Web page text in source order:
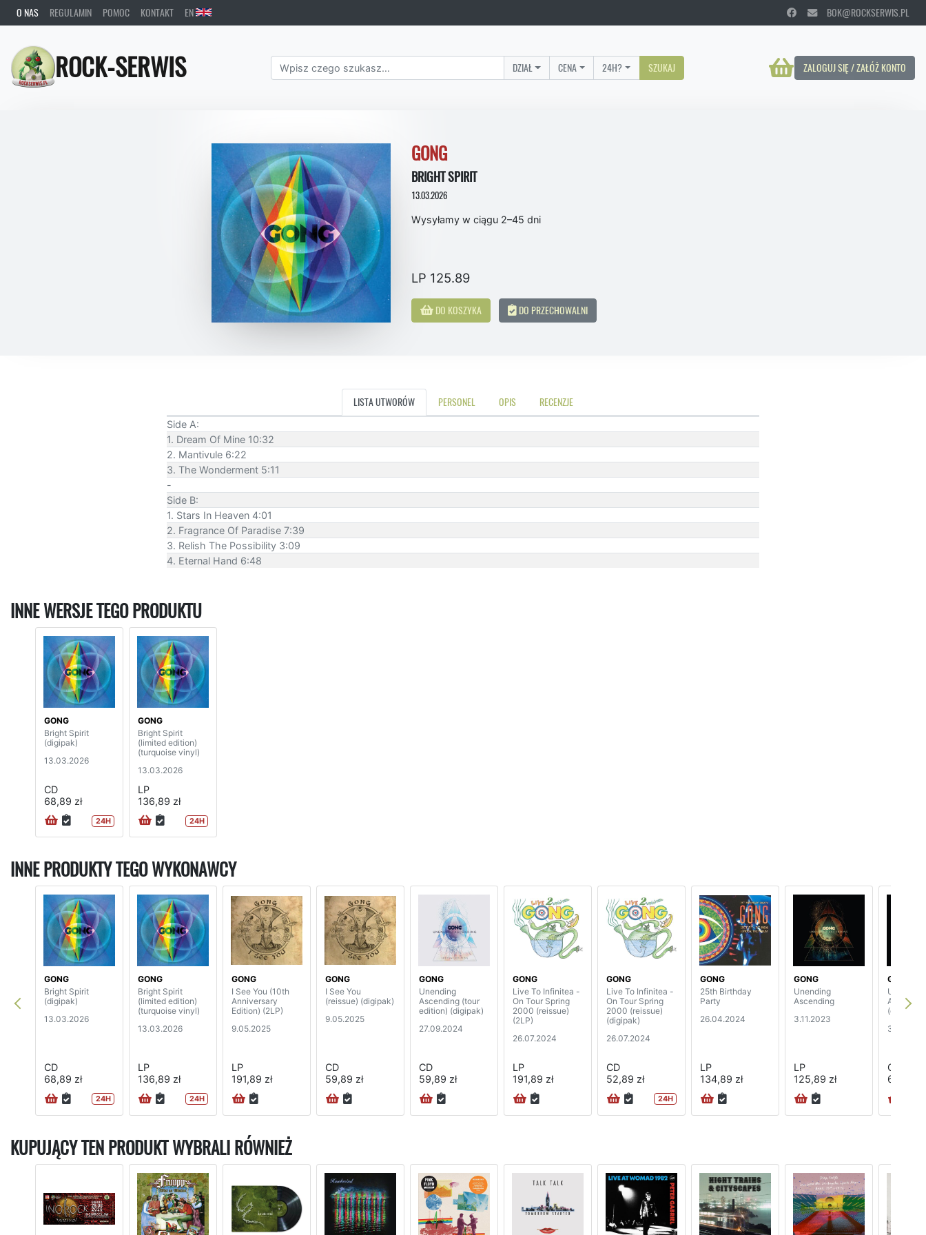
O NAS REGULAMIN POMOC KONTAKT EN BOK@ROCKSERWIS.PL
ROCK-SERWIS ZALOGUJ SIĘ / ZAŁÓŻ KONTO
DZIAŁ CENA 24H? SZUKAJ
GONG
BRIGHT SPIRIT
13.03.2026
Wysyłamy w ciągu 2–45 dni
LP 125.89
DO KOSZYKA DO PRZECHOWALNI
LISTA UTWORÓW PERSONEL OPIS RECENZJE
Side A:
1. Dream Of Mine 10:32
2. Mantivule 6:22
3. The Wonderment 5:11
-
Side B:
1. Stars In Heaven 4:01
2. Fragrance Of Paradise 7:39
3. Relish The Possibility 3:09
4. Eternal Hand 6:48
INNE WERSJE TEGO PRODUKTU
GONG
Bright Spirit
(digipak)
13.03.2026
CD
68,89 zł
24H
GONG
Bright Spirit
(limited edition)
(turquoise vinyl)
13.03.2026
LP
136,89 zł
24H
INNE PRODUKTY TEGO WYKONAWCY
GONG
Bright Spirit
(digipak)
13.03.2026
CD
68,89 zł
24H
GONG
Bright Spirit
(limited edition)
(turquoise vinyl)
13.03.2026
LP
136,89 zł
24H
GONG
I See You (10th
Anniversary
Edition) (2LP)
9.05.2025
LP
191,89 zł
GONG
I See You
(reissue) (digipak)
9.05.2025
CD
59,89 zł
GONG
Unending
Ascending (tour
edition) (digipak)
27.09.2024
CD
59,89 zł
GONG
Live To Infinitea -
On Tour Spring
2000 (reissue)
(2LP)
26.07.2024
LP
191,89 zł
GONG
Live To Infinitea -
On Tour Spring
2000 (reissue)
(digipak)
26.07.2024
CD
52,89 zł
24H
GONG
25th Birthday
Party
26.04.2024
LP
134,89 zł
GONG
Unending
Ascending
3.11.2023
LP
125,89 zł
GONG
Unending
(digipak)
3.11.2023
CD
68,89 zł
KUPUJĄCY TEN PRODUKT WYBRALI RÓWNIEŻ